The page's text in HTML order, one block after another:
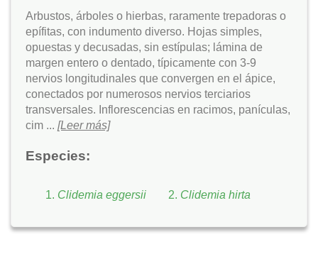
Arbustos, árboles o hierbas, raramente trepadoras o
epífitas, con indumento diverso. Hojas simples,
opuestas y decusadas, sin estípulas; lámina de
margen entero o dentado, típicamente con 3-9
nervios longitudinales que convergen en el ápice,
conectados por numerosos nervios terciarios
transversales. Inflorescencias en racimos, panículas,
cim ... [Leer más]
Especies:
Clidemia eggersii Clidemia hirta